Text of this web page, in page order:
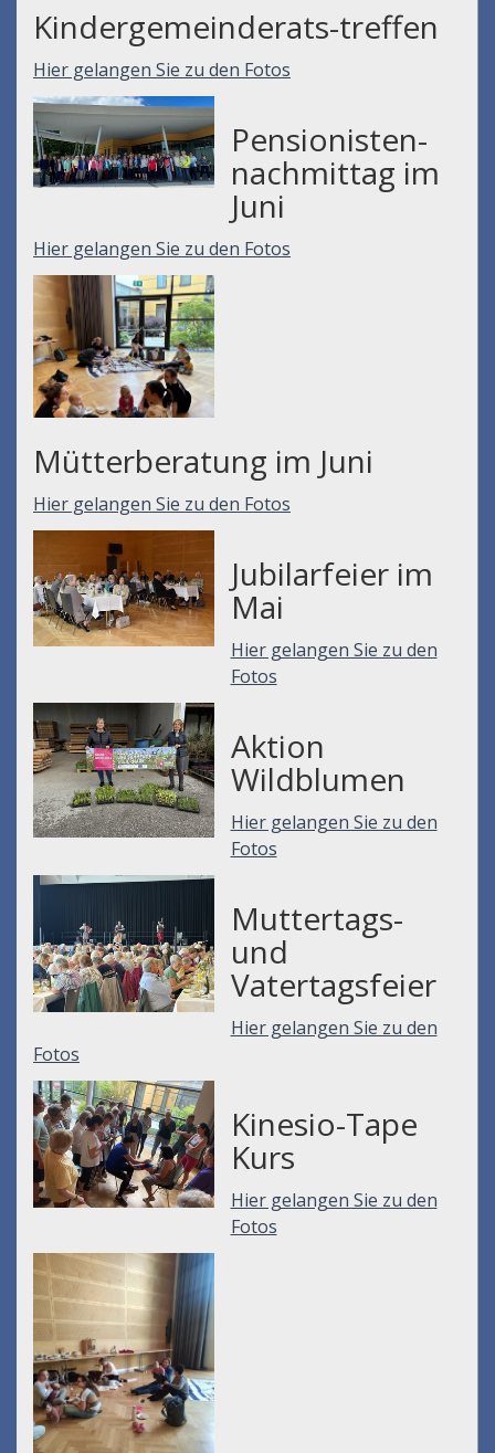
Kindergemeinderats-treffen
Hier gelangen Sie zu den Fotos
Pensionisten-
nachmittag im
Juni
Hier gelangen Sie zu den Fotos
Mütterberatung im Juni
Hier gelangen Sie zu den Fotos
Jubilarfeier im
Mai
Hier gelangen Sie zu den
Fotos
Aktion
Wildblumen
Hier gelangen Sie zu den
Fotos
Muttertags-
und
Vatertagsfeier
Hier gelangen Sie zu den
Fotos
Kinesio-Tape
Kurs
Hier gelangen Sie zu den
Fotos